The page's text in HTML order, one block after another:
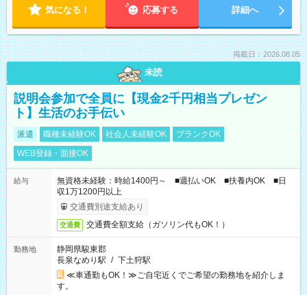
気になる！ 応募する 詳細へ
掲載日：2026.08.05
未読
説明会参加で全員に【現金2千円相当プレゼン
ト】生活のお手伝い
派遣 職種未経験OK 社会人未経験OK
ブランクOK
WEB登録・面接OK
給与
無資格未経験：時給1400円～ ■週払いOK ■扶養内OK ■日
収1万1200円以上
交通費別途支給あり
交通費 交通費全額支給（ガソリン代もOK！）
勤務地
静岡県駿東郡
長泉なめり駅 / 下土狩駅
≪車通勤もOK！≫ご自宅近くでご希望の勤務地を紹介しま
す。